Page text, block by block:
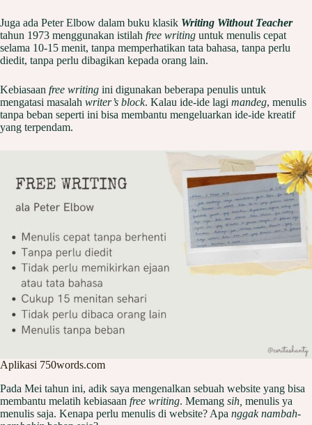
Juga ada Peter Elbow dalam buku klasik Writing Without Teacher
tahun 1973 menggunakan istilah free writing untuk menulis cepat
selama 10-15 menit, tanpa memperhatikan tata bahasa, tanpa perlu
diedit, tanpa perlu dibagikan kepada orang lain.
Kebiasaan free writing ini digunakan beberapa penulis untuk
mengatasi masalah writer’s block. Kalau ide-ide lagi mandeg, menulis
tanpa beban seperti ini bisa membantu mengeluarkan ide-ide kreatif
yang terpendam.
Aplikasi 750words.com
Pada Mei tahun ini, adik saya mengenalkan sebuah website yang bisa
membantu melatih kebiasaan free writing. Memang sih, menulis ya
menulis saja. Kenapa perlu menulis di website? Apa nggak nambah-